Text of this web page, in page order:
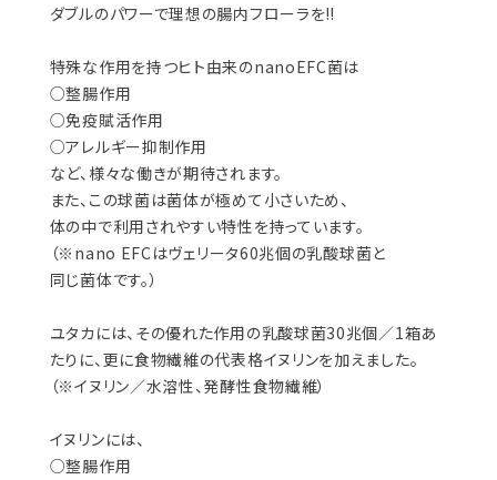
ダブルのパワーで理想の腸内フローラを‼️
特殊な作用を持つヒト由来のnanoEFC菌は
○整腸作用
○免疫賦活作用
○アレルギー抑制作用
など、様々な働きが期待されます。
また、この球菌は菌体が極めて小さいため、
体の中で利用されやすい特性を持っています。
（※nano EFCはヴェリータ60兆個の乳酸球菌と
同じ菌体です。）
ユタカには、その優れた作用の乳酸球菌30兆個／1箱あ
たりに、更に食物繊維の代表格イヌリンを加えました。
（※イヌリン／水溶性、発酵性食物繊維）
イヌリンには、
○整腸作用